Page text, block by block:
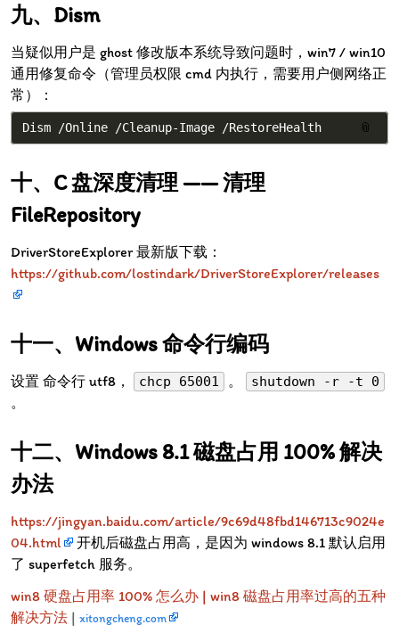
Dism
当疑似用户是 ghost 修改版本系统导致问题时，win7 / win10
通用修复命令（管理员权限 cmd 内执行，需要用户侧网络正
常）：
📎
C 盘深度清理 —— 清理
FileRepository
DriverStoreExplorer 最新版下载：
https://github.com/lostindark/DriverStoreExplorer/releases
Windows 命令行编码
设置 命令行 utf8， chcp 65001 。 shutdown -r -t 0
。
Windows 8.1 磁盘占用 100% 解决
办法
https://jingyan.baidu.com/article/9c69d48fbd146713c9024e
04.html
开机后磁盘占用高，是因为 windows 8.1 默认启用
了 superfetch 服务。
win8 硬盘占用率 100% 怎么办 | win8 磁盘占用率过高的五种
解决方法 | xitongcheng.com